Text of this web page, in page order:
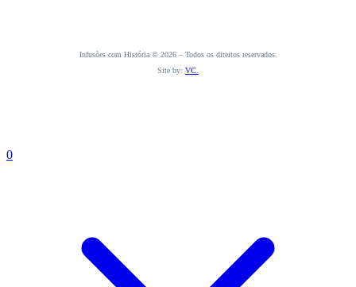
Infusões com História © 2026 – Todos os direitos reservados.
Site by: VC.
0